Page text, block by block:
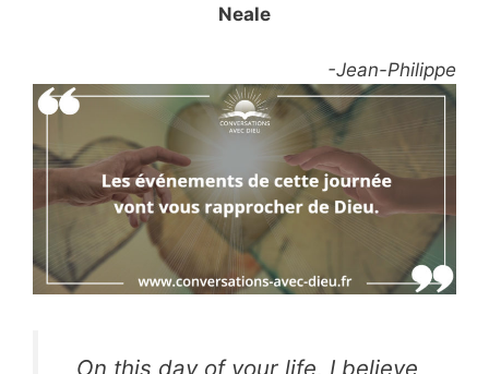
Neale
-Jean-Philippe
On this day of your life, I believe